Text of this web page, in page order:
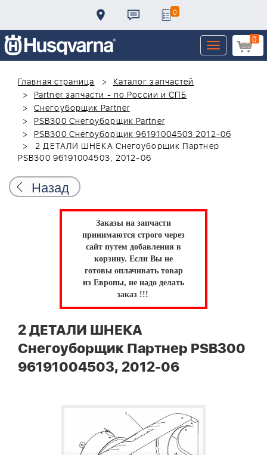
0
0
Toggle
navigation
Главная страница
Каталог запчастей
Partner запчасти - по России и СПБ
Снегоуборщик Partner
PSB300 Снегоуборщик Partner
PSB300 Снегоуборщик 96191004503 2012-06
2 ДЕТАЛИ ШНЕКА Снегоуборщик Партнер
PSB300 96191004503, 2012-06
Назад
Заказы на запчасти
принимаются строго через
сайт путем добавления в
корзину. Если Вы не
готовы оплачивать товар
из Европы, не надо делать
заказ !!!
2 ДЕТАЛИ ШНЕКА
Снегоуборщик Партнер PSB300
96191004503, 2012-06